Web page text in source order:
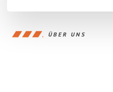
ÜBER UNS